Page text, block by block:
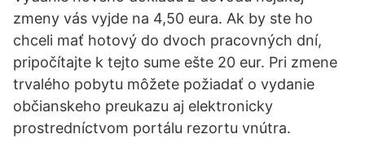
zmeny vás vyjde na 4,50 eura. Ak by ste ho
chceli mať hotový do dvoch pracovných dní,
pripočítajte k tejto sume ešte 20 eur. Pri zmene
trvalého pobytu môžete požiadať o vydanie
občianskeho preukazu aj elektronicky
prostredníctvom portálu rezortu vnútra.